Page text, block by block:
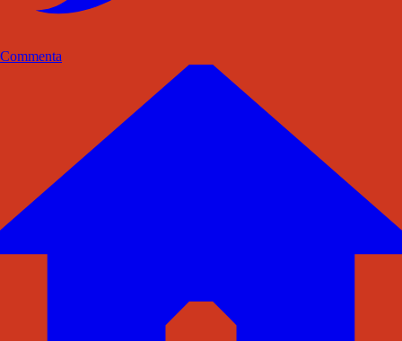
Commenta